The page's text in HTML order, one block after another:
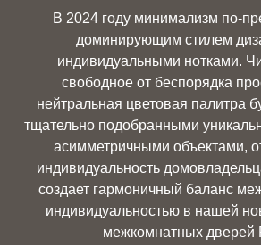
В 2024 году минимализм по-
доминирующим стилем
индивидуальными нотками.
свободное от беспорядка
нейтральная цветовая палитра
тщательно подобранными
асимметричными объектами,
индивидуальность
создает гармоничный баланс
индивидуальностью в нашей
межкомнатных дверей